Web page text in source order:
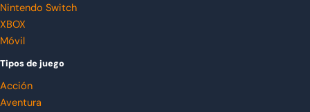
Nintendo Switch
XBOX
Móvil
Tipos de juego
Acción
Aventura